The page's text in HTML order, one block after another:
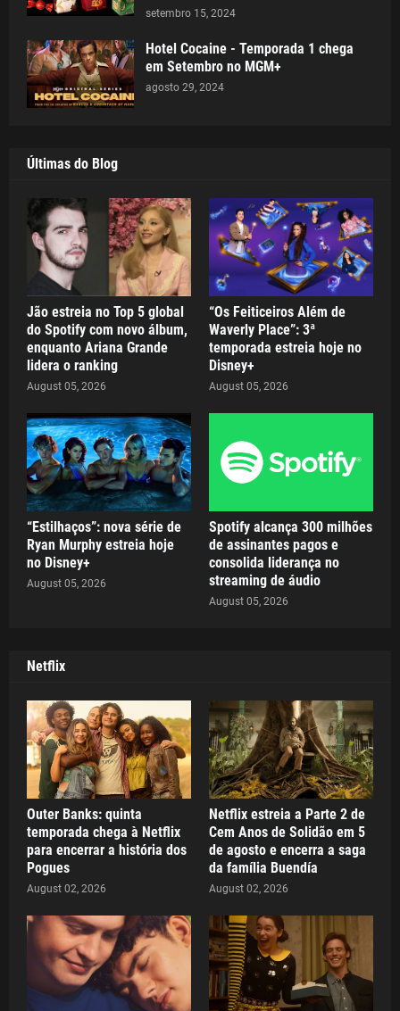
setembro 15, 2024
Hotel Cocaine - Temporada 1 chega
em Setembro no MGM+
agosto 29, 2024
Últimas do Blog
Jão estreia no Top 5 global
do Spotify com novo álbum,
enquanto Ariana Grande
lidera o ranking
August 05, 2026
“Os Feiticeiros Além de
Waverly Place”: 3ª
temporada estreia hoje no
Disney+
August 05, 2026
“Estilhaços”: nova série de
Ryan Murphy estreia hoje
no Disney+
August 05, 2026
Spotify alcança 300 milhões
de assinantes pagos e
consolida liderança no
streaming de áudio
August 05, 2026
Netflix
Outer Banks: quinta
temporada chega à Netflix
para encerrar a história dos
Pogues
August 02, 2026
Netflix estreia a Parte 2 de
Cem Anos de Solidão em 5
de agosto e encerra a saga
da família Buendía
August 02, 2026